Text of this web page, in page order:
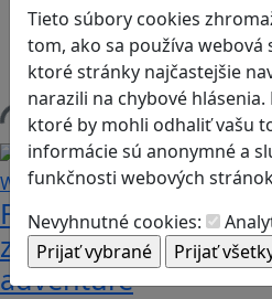
Tieto súbory cookies
tom, ako sa používa
ktoré stránky najčastejšie
narazili na chybové
ktoré by mohli odhaliť vašu
informácie sú anonymné a
funkčnosti webových
Nevyhnutné cookies:
Android
Herná konzola
Stolové, kartové
Načítam blogy
Fotografujte
zachránili ostrov v
adventure